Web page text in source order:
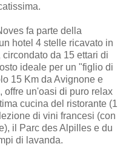
fa parte della
hotel 4 stelle ricavato in
da 15 ettari di
ideale per un "figlio di
15 Km da Avignone e
un'oasi di puro relax
cucina del ristorante (1
di vini francesi (con
il Parc des Alpilles e du
di lavanda.